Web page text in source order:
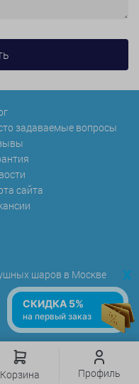
задаваемые вопросы
сайта
шаров в Москве
Корзина Профиль
x
СКИДКА 5%
на первый заказ